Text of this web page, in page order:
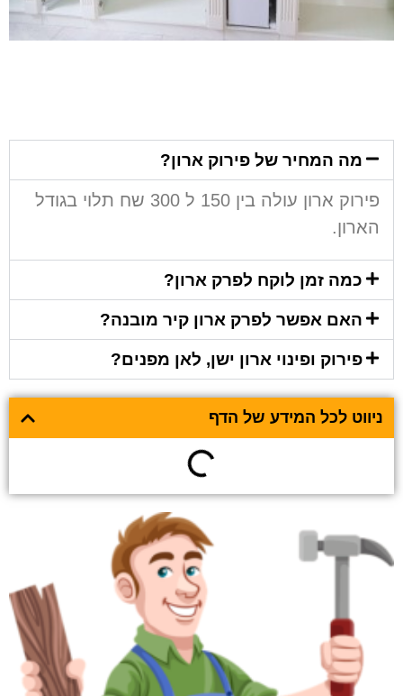
מה המחיר של פירוק ארון?
פירוק ארון עולה בין 150 ל 300 שח תלוי בגודל
הארון.
כמה זמן לוקח לפרק ארון?
האם אפשר לפרק ארון קיר מובנה?
פירוק ופינוי ארון ישן, לאן מפנים?
ניווט לכל המידע של הדף